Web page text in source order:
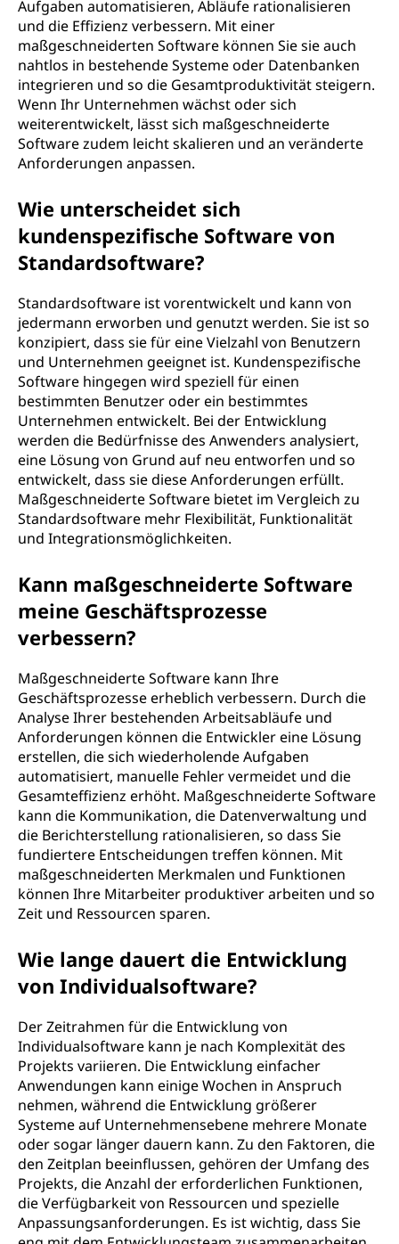
Aufgaben automatisieren, Abläufe rationalisieren
und die Effizienz verbessern. Mit einer
maßgeschneiderten Software können Sie sie auch
nahtlos in bestehende Systeme oder Datenbanken
integrieren und so die Gesamtproduktivität steigern.
Wenn Ihr Unternehmen wächst oder sich
weiterentwickelt, lässt sich maßgeschneiderte
Software zudem leicht skalieren und an veränderte
Anforderungen anpassen.
Wie unterscheidet sich
kundenspezifische Software von
Standardsoftware?
Standardsoftware ist vorentwickelt und kann von
jedermann erworben und genutzt werden. Sie ist so
konzipiert, dass sie für eine Vielzahl von Benutzern
und Unternehmen geeignet ist. Kundenspezifische
Software hingegen wird speziell für einen
bestimmten Benutzer oder ein bestimmtes
Unternehmen entwickelt. Bei der Entwicklung
werden die Bedürfnisse des Anwenders analysiert,
eine Lösung von Grund auf neu entworfen und so
entwickelt, dass sie diese Anforderungen erfüllt.
Maßgeschneiderte Software bietet im Vergleich zu
Standardsoftware mehr Flexibilität, Funktionalität
und Integrationsmöglichkeiten.
Kann maßgeschneiderte Software
meine Geschäftsprozesse
verbessern?
Maßgeschneiderte Software kann Ihre
Geschäftsprozesse erheblich verbessern. Durch die
Analyse Ihrer bestehenden Arbeitsabläufe und
Anforderungen können die Entwickler eine Lösung
erstellen, die sich wiederholende Aufgaben
automatisiert, manuelle Fehler vermeidet und die
Gesamteffizienz erhöht. Maßgeschneiderte Software
kann die Kommunikation, die Datenverwaltung und
die Berichterstellung rationalisieren, so dass Sie
fundiertere Entscheidungen treffen können. Mit
maßgeschneiderten Merkmalen und Funktionen
können Ihre Mitarbeiter produktiver arbeiten und so
Zeit und Ressourcen sparen.
Wie lange dauert die Entwicklung
von Individualsoftware?
Der Zeitrahmen für die Entwicklung von
Individualsoftware kann je nach Komplexität des
Projekts variieren. Die Entwicklung einfacher
Anwendungen kann einige Wochen in Anspruch
nehmen, während die Entwicklung größerer
Systeme auf Unternehmensebene mehrere Monate
oder sogar länger dauern kann. Zu den Faktoren, die
den Zeitplan beeinflussen, gehören der Umfang des
Projekts, die Anzahl der erforderlichen Funktionen,
die Verfügbarkeit von Ressourcen und spezielle
Anpassungsanforderungen. Es ist wichtig, dass Sie